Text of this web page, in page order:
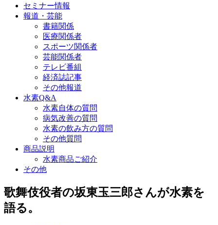
セミナー情報
報道・芸能
書籍関係
医療関係者
スポーツ関係者
芸能関係者
テレビ番組
経済誌記事
その他報道
水素Q&A
水素自体の質問
病気改善の質問
水素の飲み方の質問
その他質問
商品説明
水素商品ご紹介
その他
歌舞伎役者の坂東玉三郎さんが水素を
語る。